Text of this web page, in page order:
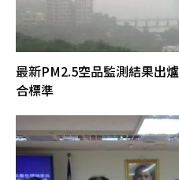
最新PM2.5空品監測結果出
合標準